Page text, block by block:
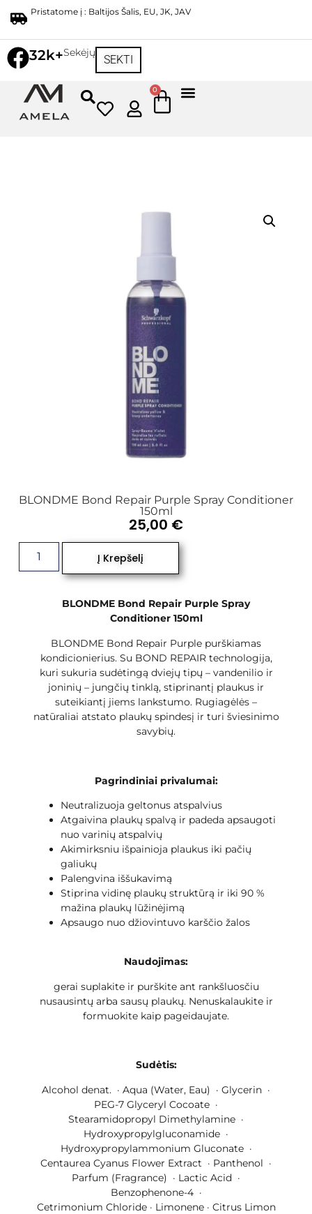
Pristatome į : Baltijos Šalis, EU, JK, JAV
32k+Sekėjų
SEKTI
0
BLONDME Bond Repair Purple Spray Conditioner
150ml
BLONDME Bond Repair Purple Spray
Conditioner 150ml
BLONDME Bond Repair Purple purškiamas
kondicionierius. Su BOND REPAIR technologija,
kuri sukuria sudėtingą dviejų tipų – vandenilio ir
joninių – jungčių tinklą, stiprinantį plaukus ir
suteikiantį jiems lankstumo. Rugiagėlės –
natūraliai atstato plaukų spindesį ir turi šviesinimo
savybių.
Pagrindiniai privalumai:
Neutralizuoja geltonus atspalvius
Atgaivina plaukų spalvą ir padeda apsaugoti
nuo varinių atspalvių
Akimirksniu išpainioja plaukus iki pačių
galiukų
Palengvina iššukavimą
Stiprina vidinę plaukų struktūrą ir iki 90 %
mažina plaukų lūžinėjimą
Apsaugo nuo džiovintuvo karščio žalos
Naudojimas:
gerai suplakite ir purškite ant rankšluosčiu
nusausintų arba sausų plaukų. Nenuskalaukite ir
formuokite kaip pageidaujate.
Sudėtis:
Alcohol denat. · Aqua (Water, Eau) · Glycerin ·
PEG-7 Glyceryl Cocoate ·
Stearamidopropyl Dimethylamine ·
Hydroxypropylgluconamide ·
Hydroxypropylammonium Gluconate ·
Centaurea Cyanus Flower Extract · Panthenol ·
Parfum (Fragrance) · Lactic Acid ·
Benzophenone-4 ·
Cetrimonium Chloride · Limonene · Citrus Limon
25,00 €
Į Krepšelį